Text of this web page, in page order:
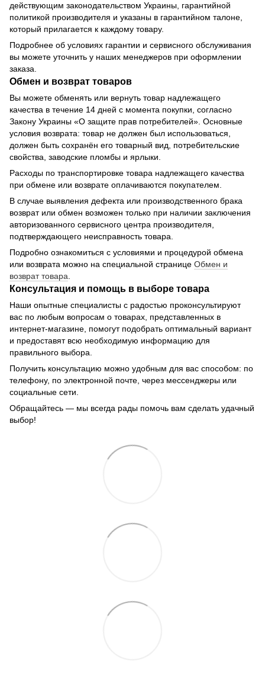
действующим законодательством Украины, гарантийной
политикой производителя и указаны в гарантийном талоне,
который прилагается к каждому товару.
Подробнее об условиях гарантии и сервисного обслуживания
вы можете уточнить у наших менеджеров при оформлении
заказа.
Обмен и возврат товаров
Вы можете обменять или вернуть товар надлежащего
качества в течение 14 дней с момента покупки, согласно
Закону Украины «О защите прав потребителей». Основные
условия возврата: товар не должен был использоваться,
должен быть сохранён его товарный вид, потребительские
свойства, заводские пломбы и ярлыки.
Расходы по транспортировке товара надлежащего качества
при обмене или возврате оплачиваются покупателем.
В случае выявления дефекта или производственного брака
возврат или обмен возможен только при наличии заключения
авторизованного сервисного центра производителя,
подтверждающего неисправность товара.
Подробно ознакомиться с условиями и процедурой обмена
или возврата можно на специальной странице Обмен и
возврат товара.
Консультация и помощь в выборе товара
Наши опытные специалисты с радостью проконсультируют
вас по любым вопросам о товарах, представленных в
интернет-магазине, помогут подобрать оптимальный вариант
и предоставят всю необходимую информацию для
правильного выбора.
Получить консультацию можно удобным для вас способом: по
телефону, по электронной почте, через мессенджеры или
социальные сети.
Обращайтесь — мы всегда рады помочь вам сделать удачный
выбор!